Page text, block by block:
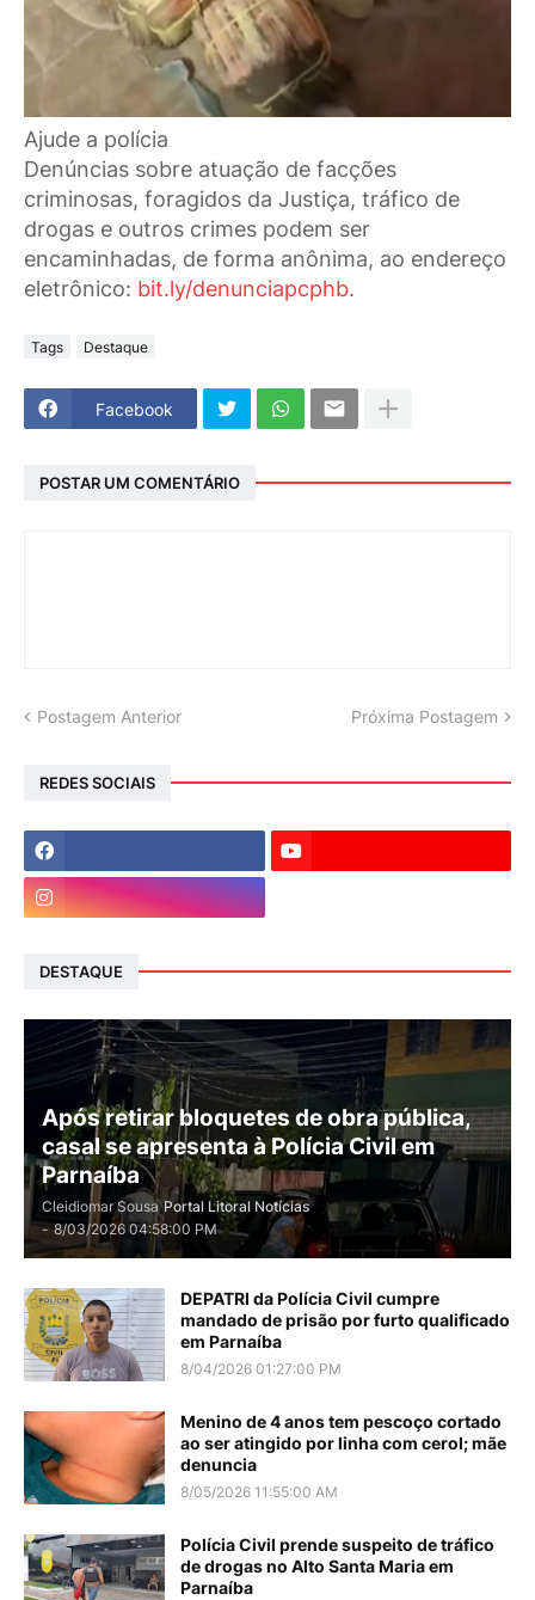
Ajude a polícia
Denúncias sobre atuação de facções
criminosas, foragidos da Justiça, tráfico de
drogas e outros crimes podem ser
encaminhadas, de forma anônima, ao endereço
eletrônico: bit.ly/denunciapcphb.
Tags Destaque
Facebook
POSTAR UM COMENTÁRIO
Postagem Anterior Próxima Postagem
REDES SOCIAIS
DESTAQUE
Após retirar bloquetes de obra pública,
casal se apresenta à Polícia Civil em
Parnaíba
Cleidiomar Sousa Portal Litoral Notícias
- 8/03/2026 04:58:00 PM
DEPATRI da Polícia Civil cumpre
mandado de prisão por furto qualificado
em Parnaíba
8/04/2026 01:27:00 PM
Menino de 4 anos tem pescoço cortado
ao ser atingido por linha com cerol; mãe
denuncia
8/05/2026 11:55:00 AM
Polícia Civil prende suspeito de tráfico
de drogas no Alto Santa Maria em
Parnaíba